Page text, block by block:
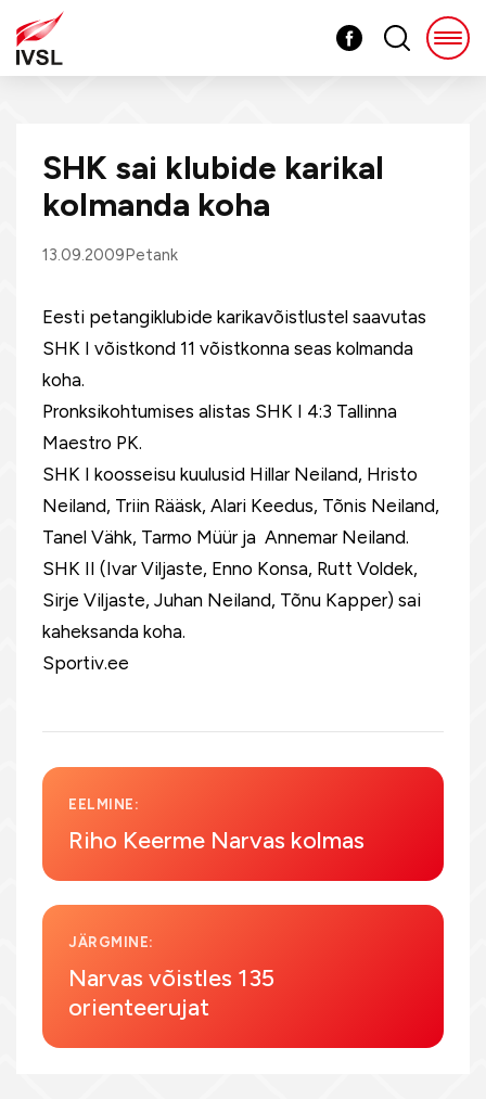
SHK sai klubide karikal
kolmanda koha
13.09.2009Petank
Eesti petangiklubide karikavõistlustel saavutas
SHK I võistkond 11 võistkonna seas kolmanda
koha.
Pronksikohtumises alistas SHK I 4:3 Tallinna
Maestro PK.
SHK I koosseisu kuulusid Hillar Neiland, Hristo
Neiland, Triin Rääsk, Alari Keedus, Tõnis Neiland,
Tanel Vähk, Tarmo Müür ja Annemar Neiland.
SHK II (Ivar Viljaste, Enno Konsa, Rutt Voldek,
Sirje Viljaste, Juhan Neiland, Tõnu Kapper) sai
kaheksanda koha.
Sportiv.ee
EELMINE:
Riho Keerme Narvas kolmas
JÄRGMINE:
Narvas võistles 135
orienteerujat